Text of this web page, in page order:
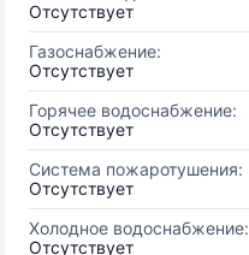
Отсутствует
Газоснабжение:
Отсутствует
Горячее водоснабжение:
Отсутствует
Система пожаротушения:
Отсутствует
Холодное водоснабжение:
Отсутствует